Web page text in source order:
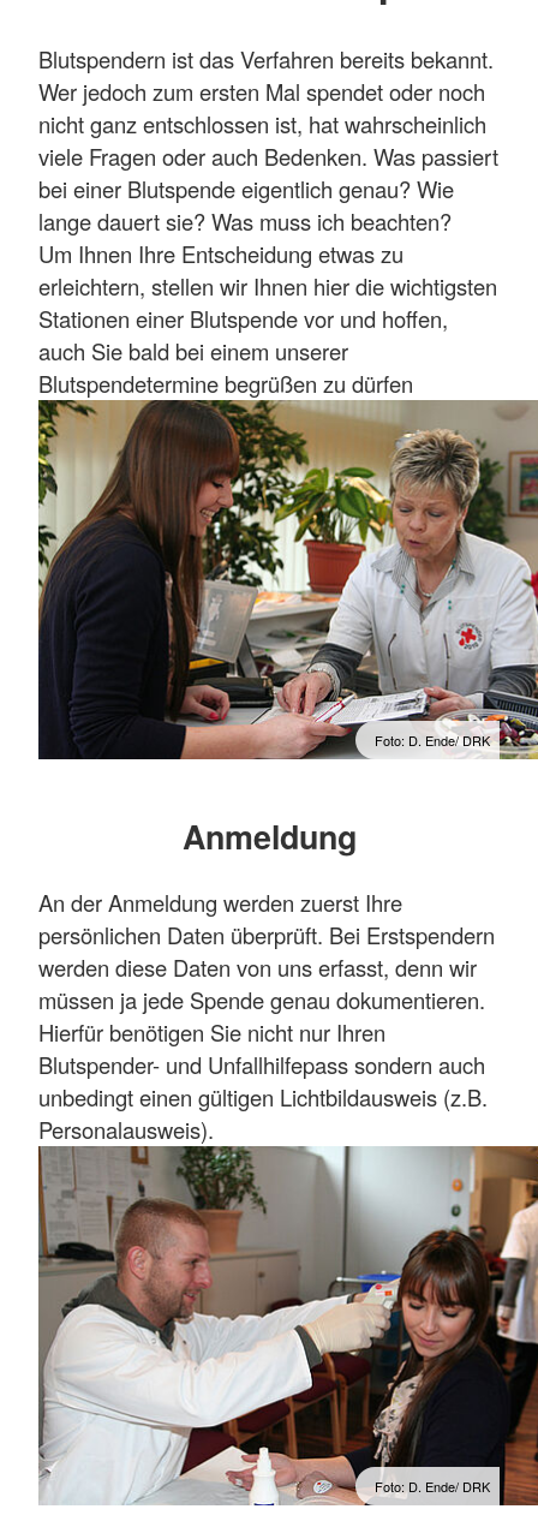
Blutspendern ist das Verfahren bereits bekannt.
Wer jedoch zum ersten Mal spendet oder noch
nicht ganz entschlossen ist, hat wahrscheinlich
viele Fragen oder auch Bedenken. Was passiert
bei einer Blutspende eigentlich genau? Wie
lange dauert sie? Was muss ich beachten?
Um Ihnen Ihre Entscheidung etwas zu
erleichtern, stellen wir Ihnen hier die wichtigsten
Stationen einer Blutspende vor und hoffen,
auch Sie bald bei einem unserer
Blutspendetermine begrüßen zu dürfen
Foto: D. Ende/ DRK
Anmeldung
An der Anmeldung werden zuerst Ihre
persönlichen Daten überprüft. Bei Erstspendern
werden diese Daten von uns erfasst, denn wir
müssen ja jede Spende genau dokumentieren.
Hierfür benötigen Sie nicht nur Ihren
Blutspender- und Unfallhilfepass sondern auch
unbedingt einen gültigen Lichtbildausweis (z.B.
Personalausweis).
Foto: D. Ende/ DRK